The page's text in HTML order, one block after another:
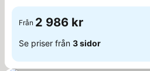
Från 2 986 kr
Se priser från 3 sidor